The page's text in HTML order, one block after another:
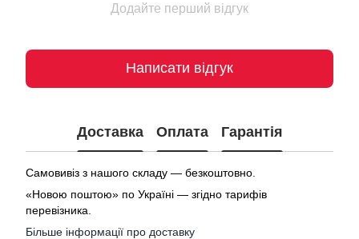
Додайте перший відгук
Написати відгук
Доставка Оплата Гарантія
Самовивіз з нашого складу — безкоштовно.
«Новою поштою» по Україні — згідно тарифів
перевізника.
Більше інформації про доставку